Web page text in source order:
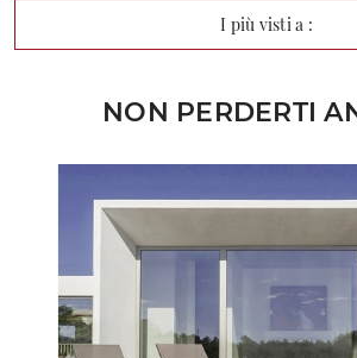
I più visti a :
NON PERDERTI